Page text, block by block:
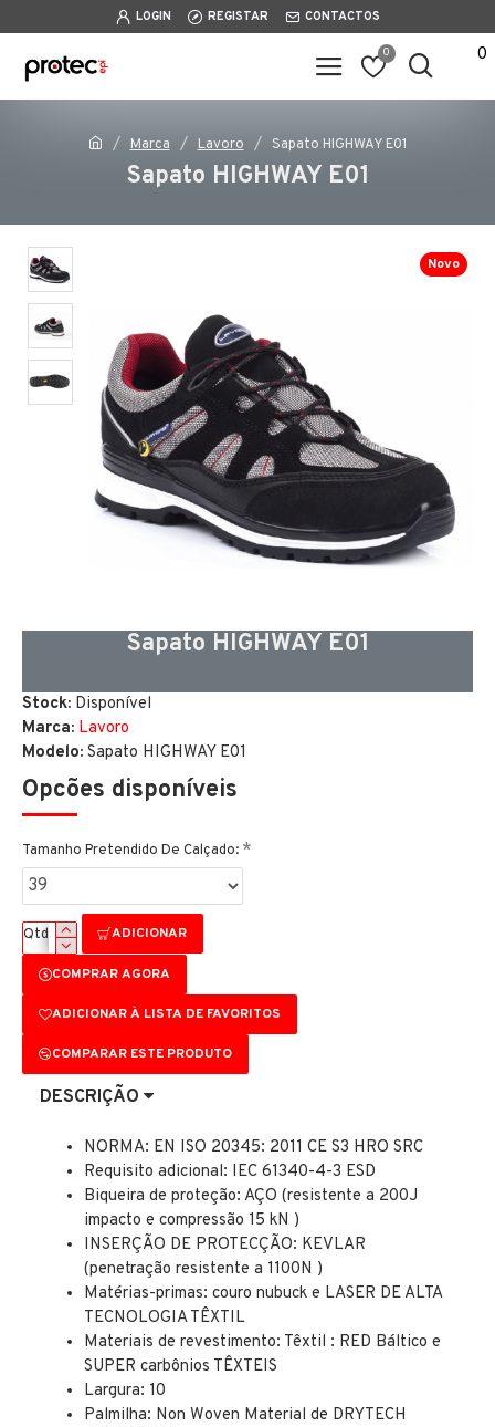
LOGIN REGISTAR CONTACTOS
0 0
Marca Lavoro Sapato HIGHWAY E01
Sapato HIGHWAY E01
Novo
Sapato HIGHWAY E01
Stock: Disponível
Marca: Lavoro
Modelo: Sapato HIGHWAY E01
Opcões disponíveis
Tamanho Pretendido De Calçado:
Qtd ADICIONAR
COMPRAR AGORA
ADICIONAR À LISTA DE FAVORITOS
COMPARAR ESTE PRODUTO
DESCRIÇÃO
NORMA: EN ISO 20345: 2011 CE S3 HRO SRC
Requisito adicional: IEC 61340-4-3 ESD
Biqueira de proteção: AÇO (resistente a 200J
impacto e compressão 15 kN )
INSERÇÃO DE PROTECÇÃO: KEVLAR
(penetração resistente a 1100N )
Matérias-primas: couro nubuck e LASER DE ALTA
TECNOLOGIA TÊXTIL
Materiais de revestimento: Têxtil : RED Báltico e
SUPER carbônios TÊXTEIS
Largura: 10
Palmilha: Non Woven Material de DRYTECH